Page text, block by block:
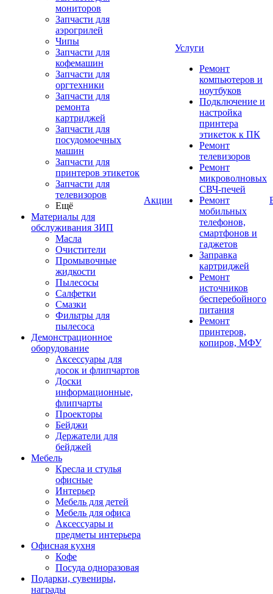
мониторов
Запчасти для
аэрогрилей
Чипы
Запчасти для
кофемашин
Запчасти для
оргтехники
Запчасти для
ремонта
картриджей
Запчасти для
посудомоечных
машин
Запчасти для
принтеров этикеток
Запчасти для
телевизоров
Ещё
Материалы для
обслуживания ЗИП
Масла
Очистители
Промывочные
жидкости
Пылесосы
Салфетки
Смазки
Фильтры для
пылесоса
Демонстрационное
оборудование
Аксессуары для
досок и флипчартов
Доски
информационные,
флипчарты
Проекторы
Бейджи
Держатели для
бейджей
Мебель
Кресла и стулья
офисные
Интерьер
Мебель для детей
Мебель для офиса
Аксессуары и
предметы интерьера
Офисная кухня
Кофе
Посуда одноразовая
Подарки, сувениры,
награды
Акции
Услуги
Ремонт
компьютеров и
ноутбуков
Подключение и
настройка
принтера
этикеток к ПК
Ремонт
телевизоров
Ремонт
микроволновых
СВЧ-печей
Ремонт
мобильных
телефонов,
смартфонов и
гаджетов
Заправка
картриджей
Ремонт
источников
бесперебойного
питания
Ремонт
принтеров,
копиров, МФУ